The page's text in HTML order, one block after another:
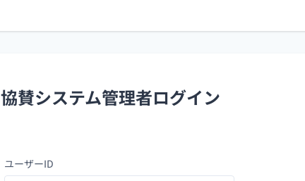
協賛システム管理者ログイン
ユーザーID